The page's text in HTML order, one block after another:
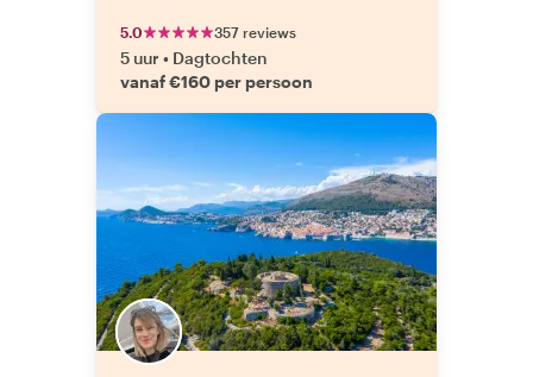
5.0 357 reviews
5 uur • Dagtochten
vanaf €160 per persoon